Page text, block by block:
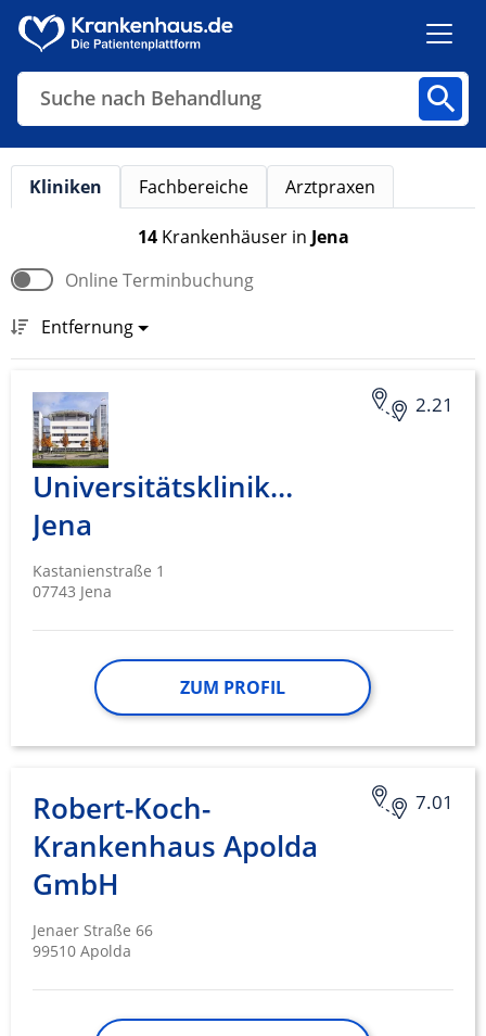
Suche nach Behandlung
Kliniken Fachbereiche Arztpraxen
14 Krankenhäuser in Jena
Online Terminbuchung
Entfernung
2.21
Universitätsklinikum
Jena
Kastanienstraße 1
07743 Jena
ZUM PROFIL
7.01
Robert-Koch-
Krankenhaus Apolda
GmbH
Jenaer Straße 66
99510 Apolda